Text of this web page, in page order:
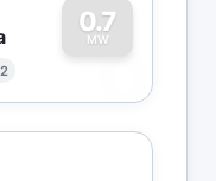
0.7
MW
0